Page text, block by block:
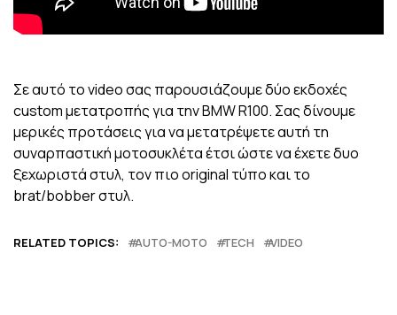
Σε αυτό το video σας παρουσιάζουμε δύο εκδοχές
custom μετατροπής για την ΒΜW R100. Σας δίνουμε
μερικές προτάσεις για να μετατρέψετε αυτή τη
συναρπαστική μοτοσυκλέτα έτσι ώστε να έχετε δυο
ξεχωριστά στυλ, τον πιο original τύπο και το
brat/bobber στυλ.
RELATED TOPICS: AUTO-MOTO TECH VIDEO